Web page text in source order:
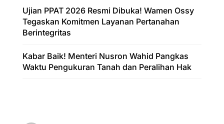
Ujian PPAT 2026 Resmi Dibuka! Wamen Ossy
Tegaskan Komitmen Layanan Pertanahan
Berintegritas
Kabar Baik! Menteri Nusron Wahid Pangkas
Waktu Pengukuran Tanah dan Peralihan Hak